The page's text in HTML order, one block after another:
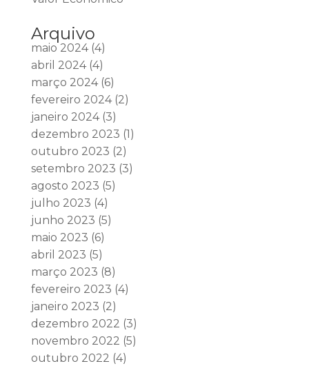
Arquivo
maio 2024(4)
abril 2024(4)
março 2024(6)
fevereiro 2024(2)
janeiro 2024(3)
dezembro 2023 (1)
outubro 2023 (2)
setembro 2023 (3)
agosto 2023 (5)
julho 2023 (4)
junho 2023 (5)
maio 2023 (6)
abril 2023 (5)
março 2023 (8)
fevereiro 2023 (4)
janeiro 2023 (2)
dezembro 2022 (3)
novembro 2022 (5)
outubro 2022 (4)